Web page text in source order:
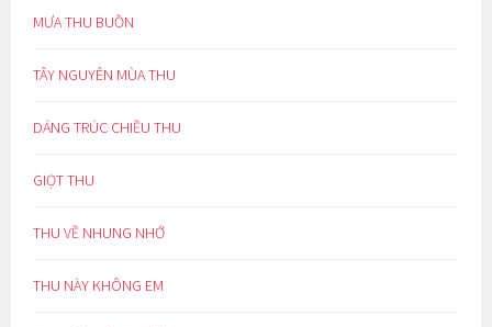
MƯA THU BUỒN
TÂY NGUYÊN MÙA THU
DÁNG TRÚC CHIỀU THU
GIỌT THU
THU VỀ NHUNG NHỚ
THU NÀY KHÔNG EM